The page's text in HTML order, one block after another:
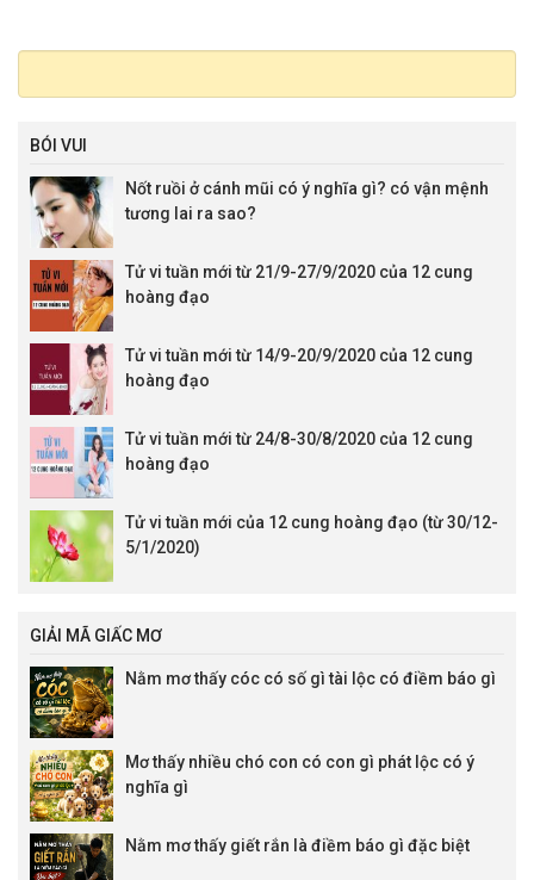
BÓI VUI
Nốt ruồi ở cánh mũi có ý nghĩa gì? có vận mệnh
tương lai ra sao?
Tử vi tuần mới từ 21/9-27/9/2020 của 12 cung
hoàng đạo
Tử vi tuần mới từ 14/9-20/9/2020 của 12 cung
hoàng đạo
Tử vi tuần mới từ 24/8-30/8/2020 của 12 cung
hoàng đạo
Tử vi tuần mới của 12 cung hoàng đạo (từ 30/12-
5/1/2020)
GIẢI MÃ GIẤC MƠ
Nằm mơ thấy cóc có số gì tài lộc có điềm báo gì
Mơ thấy nhiều chó con có con gì phát lộc có ý
nghĩa gì
Nằm mơ thấy giết rắn là điềm báo gì đặc biệt